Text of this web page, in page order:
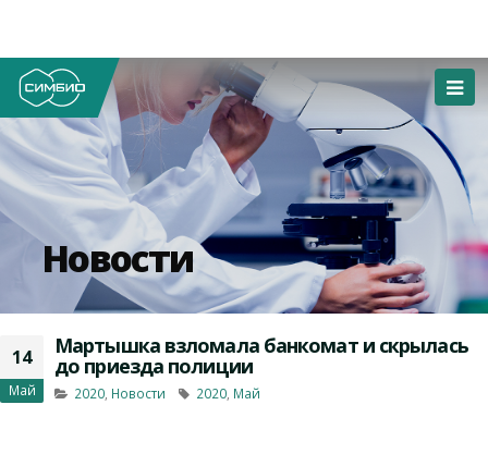
Новости
14
Май
Мартышка взломала банкомат и скрылась
до приезда полиции
2020, Новости 2020 Май